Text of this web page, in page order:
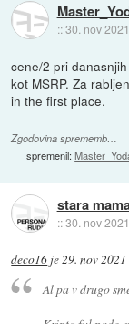
::30. nov
cene/2 pri
kot MSRP. Za
in the first place.
Zgodovina sprememb…
spremenil:
stara
::30. nov
deco16 je29. nov
Al pa v drugo